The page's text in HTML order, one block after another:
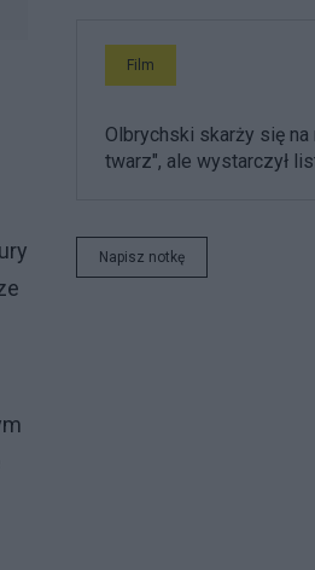
Film
Olbrychski skarży się na
twarz", ale wystarczył
Napisz notkę